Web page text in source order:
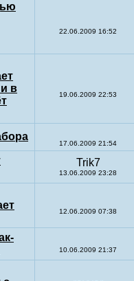
22.06.2009 16:52
в
19.06.2009 22:53
17.06.2009 21:54
Trik7
13.06.2009 23:28
12.06.2009 07:38
10.06.2009 21:37